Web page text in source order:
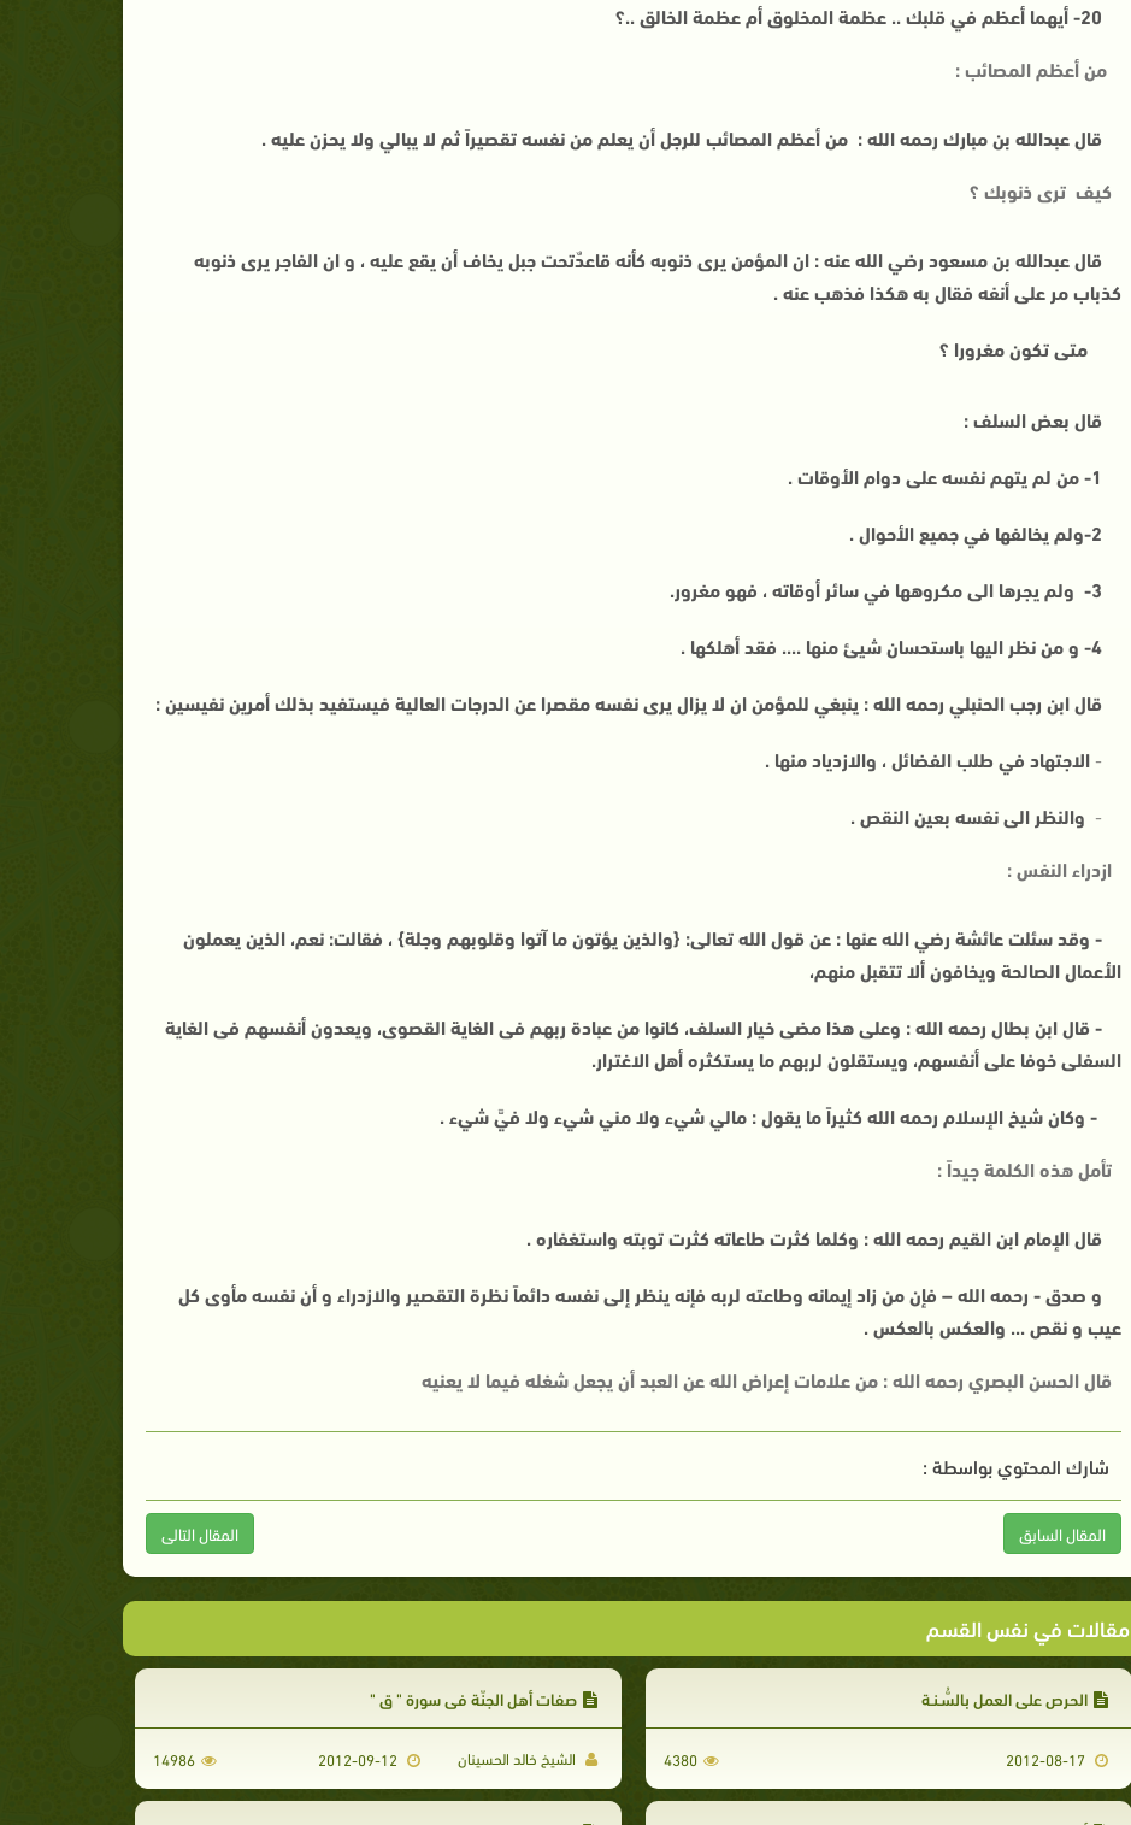
20- أيهما أعظم في قلبك .. عظمة المخلوق أم عظمة الخالق ..؟
من أعظم المصائب :
قال عبدالله بن مبارك رحمه الله : من أعظم المصائب للرجل أن يعلم من نفسه تقصيراً ثم لا يبالي ولا يحزن عليه .
كيف ترى ذنوبك ؟
قال عبدالله بن مسعود رضي الله عنه : ان المؤمن يرى ذنوبه كأنه قاعدٌتحت جبل يخاف أن يقع عليه ، و ان الفاجر يرى ذنوبه
كذباب مر على أنفه فقال به هكذا فذهب عنه .
متى تكون مغرورا ؟
قال بعض السلف :
1- من لم يتهم نفسه على دوام الأوقات .
2- ولم يخالفها في جميع الأحوال .
3- ولم يجرها الى مكروهها في سائر أوقاته ، فهو مغرور.
4- و من نظر اليها باستحسان شيئ منها .... فقد أهلكها .
قال ابن رجب الحنبلي رحمه الله : ينبغي للمؤمن ان لا يزال يرى نفسه مقصرا عن الدرجات العالية فيستفيد بذلك أمرين نفيسين :
-الاجتهاد في طلب الفضائل ، والازدياد منها .
- والنظر الى نفسه بعين النقص .
ازدراء النفس :
- وقد سئلت عائشة رضي الله عنها : عن قول الله تعالى: {والذين يؤتون ما آتوا وقلوبهم وجلة} ، فقالت: نعم، الذين يعملون
الأعمال الصالحة ويخافون ألا تتقبل منهم،
- قال ابن بطال رحمه الله : وعلى هذا مضى خيار السلف، كانوا من عبادة ربهم فى الغاية القصوى، ويعدون أنفسهم فى الغاية
السفلى خوفا على أنفسهم، ويستقلون لربهم ما يستكثره أهل الاغترار.
- وكان شيخ الإسلام رحمه الله كثيراً ما يقول : مالي شيء ولا مني شيء ولا فيَّ شيء .
تأمل هذه الكلمة جيداً :
قال الإمام ابن القيم رحمه الله : وكلما كثرت طاعاته كثرت توبته واستغفاره .
و صدق - رحمه الله – فإن من زاد إيمانه وطاعته لربه فإنه ينظر إلى نفسه دائماً نظرة التقصير والازدراء و أن نفسه مأوى كل
عيب و نقص ... والعكس بالعكس .
قال الحسن البصري رحمه الله : من علامات إعراض الله عن العبد أن يجعل شغله فيما لا يعنيه
شارك المحتوي بواسطة :
المقال السابق المقال التالى
مقالات في نفس القسم
الحرص على العمل بالسُّـنـة
4380
صفات أهل الجنّة في سورة " ق "
الشيخ خالد الحسينان 14986